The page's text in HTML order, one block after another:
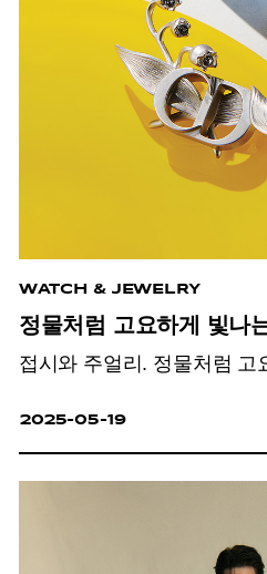
WATCH & JEWELRY
정물처럼 고요하게 빛나
접시와 주얼리. 정물처럼 고
2025-05-19